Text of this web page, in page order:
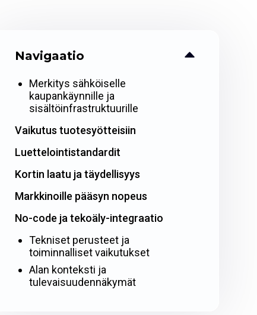
Navigaatio
Merkitys sähköiselle
kaupankäynnille ja
sisältöinfrastruktuurille
Vaikutus tuotesyötteisiin
Luettelointistandardit
Kortin laatu ja täydellisyys
Markkinoille pääsyn nopeus
No-code ja tekoäly-integraatio
Tekniset perusteet ja
toiminnalliset vaikutukset
Alan konteksti ja
tulevaisuudennäkymät